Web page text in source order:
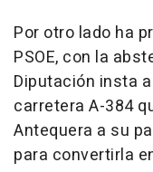
Por otro lado ha
PSOE, con la
Diputación insta
carretera A-384
Antequera a su
para convertirla